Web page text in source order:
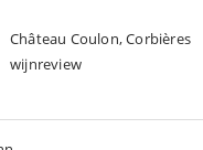
Château Coulon, Corbières
wijnreview